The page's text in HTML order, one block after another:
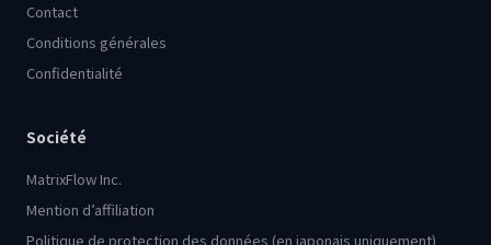
Contact
Conditions générales
Confidentialité
Société
MatrixFlow Inc.
Mention d’affiliation
Politique de protection des données (en japonais uniquement)